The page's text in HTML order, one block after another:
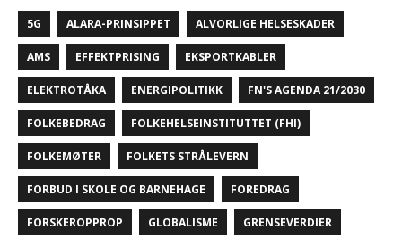
5G ALARA-PRINSIPPET ALVORLIGE HELSESKADER
AMS EFFEKTPRISING EKSPORTKABLER
ELEKTROTÅKA ENERGIPOLITIKK FN'S AGENDA 21/2030
FOLKEBEDRAG FOLKEHELSEINSTITUTTET (FHI)
FOLKEMØTER FOLKETS STRÅLEVERN
FORBUD I SKOLE OG BARNEHAGE FOREDRAG
FORSKEROPPROP GLOBALISME GRENSEVERDIER